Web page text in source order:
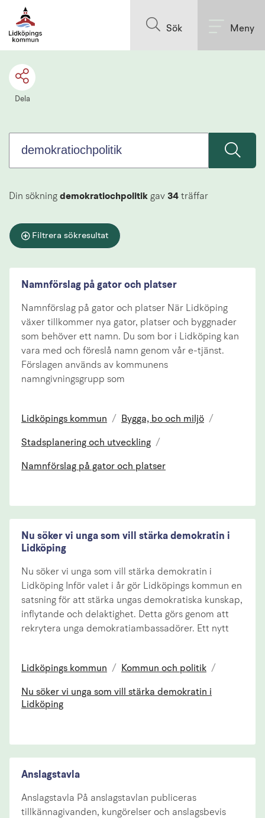
Sök Meny
Dela
Sökförslagen
presenteras
sökrutan
Din sökning demokratiochpolitik gav 34 träffar
Filtrera sökresultat
Namnförslag på gator och platser
Namnförslag på gator och platser När Lidköping
växer tillkommer nya gator, platser och byggnader
som behöver ett namn. Du som bor i Lidköping kan
vara med och föreslå namn genom vår e-tjänst.
Förslagen används av kommunens
namngivningsgrupp som
Lidköpings kommun / Bygga, bo och miljö /
Stadsplanering och utveckling /
Namnförslag på gator och platser
Nu söker vi unga som vill stärka demokratin i
Lidköping
Nu söker vi unga som vill stärka demokratin i
Lidköping Inför valet i år gör Lidköpings kommun en
satsning för att stärka ungas demokratiska kunskap,
inflytande och delaktighet. Detta görs genom att
rekrytera unga demokratiambassadörer. Ett nytt
Lidköpings kommun / Kommun och politik /
Nu söker vi unga som vill stärka demokratin i
Lidköping
Anslagstavla
Anslagstavla På anslagstavlan publiceras
tillkännagivanden, kungörelser och anslagsbevis